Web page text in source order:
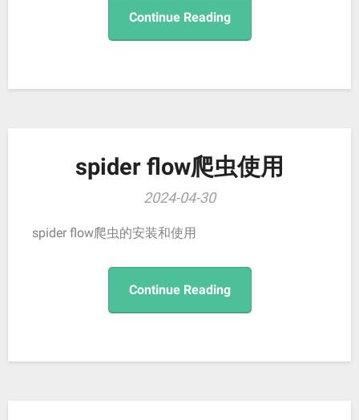
Continue Reading
spider flow爬虫使用
2024-04-30
spider flow爬虫的安装和使用
Continue Reading